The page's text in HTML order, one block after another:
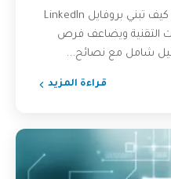
هل أنت مبرمج طموح؟ اكتشف كيف تبني بروفايل LinkedIn
التقنية ويضاعف فرص
شامل مع نصائح...
قراءة المزيد